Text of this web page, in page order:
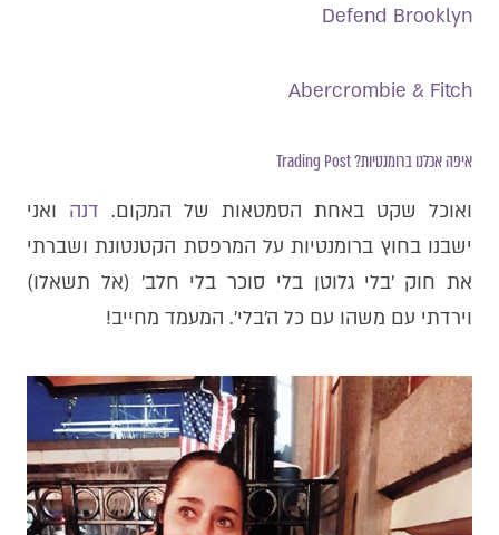
Defend Brooklyn
Abercrombie & Fitch
איפה אכלנו ברומנטיות? Trading Post
ואוכל שקט באחת הסמטאות של המקום. דנה ואני
ישבנו בחוץ ברומנטיות על המרפסת הקטנטונת ושברתי
את חוק ׳בלי גלוטן בלי סוכר בלי חלב׳ (אל תשאלו)
וירדתי עם משהו עם כל ה׳בלי׳. המעמד מחייב!